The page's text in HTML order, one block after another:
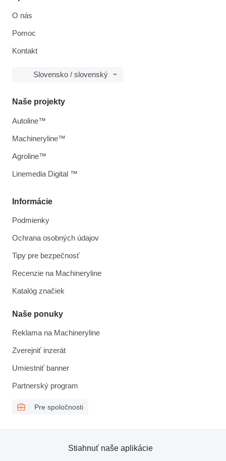
O nás
Pomoc
Kontakt
Slovensko / slovenský
Informácie
Podmienky
Ochrana osobných údajov
Tipy pre bezpečnosť
Recenzie na Machineryline
Katalóg značiek
Naše ponuky
Reklama na Machineryline
Zverejniť inzerát
Umiestniť banner
Partnerský program
Pre spoločnosti
Naše projekty
Autoline™
Machineryline™
Agroline™
Linemedia Digital ™
Stiahnuť naše aplikácie